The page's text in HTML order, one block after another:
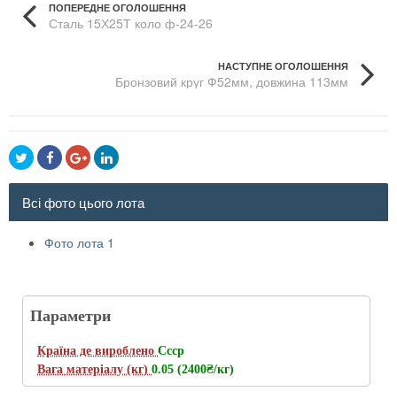
ПОПЕРЕДНЕ ОГОЛОШЕННЯ
Сталь 15Х25Т коло ф-24-26
НАСТУПНЕ ОГОЛОШЕННЯ
Бронзовий круг Ф52мм, довжина 113мм
Всі фото цього лота
Фото лота 1
Параметри
Країна де вироблено Ссср
Вага матеріалу (кг) 0.05 (2400₴/кг)